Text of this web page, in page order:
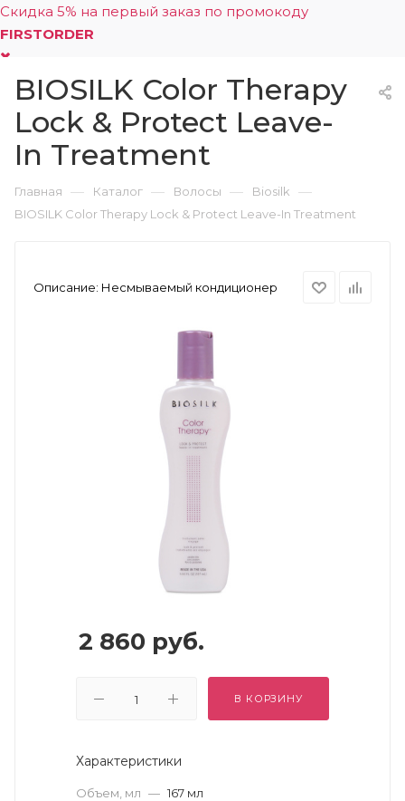
Скидка 5% на первый заказ по промокоду
FIRSTORDER
0
BIOSILK Color Therapy
Lock & Protect Leave-
In Treatment
Главная — Каталог — Волосы — Biosilk —
BIOSILK Color Therapy Lock & Protect Leave-In Treatment
Описание: Несмываемый кондиционер
2 860 руб.
В КОРЗИНУ
Характеристики
Объем, мл — 167 мл